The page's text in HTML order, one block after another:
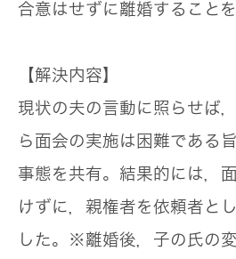
合意はせずに離婚することを
【解決内容】
現状の夫の言動に照らせば
ら面会の実施は困難である
事態を共有。結果的には，
けずに，親権者を依頼者と
した。※離婚後，子の氏の